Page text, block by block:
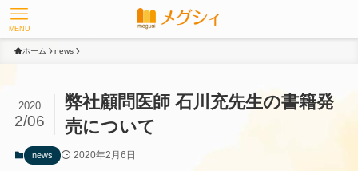
MENU
ホーム news
弊社顧問医師 石川充先生の書籍発
売について
2020
2/06
news 2020年2月6日